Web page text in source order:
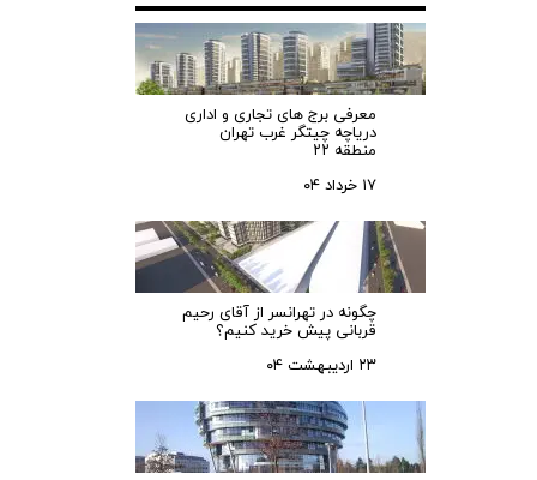
معرفی برج های تجاری و اداری
دریاچه چیتگر غرب تهران
منطقه ۲۲
۱۷ خرداد ۰۴
چگونه در تهرانسر از آقای رحیم
قربانی پیش خرید کنیم؟
۲۳ اردیبهشت ۰۴